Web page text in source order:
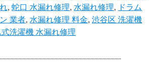
,蛇口 水漏れ修理, 水漏れ修理, ドラム
業者, 水漏れ修理 料金,渋谷区 洗濯機
式洗濯機 水漏れ修理